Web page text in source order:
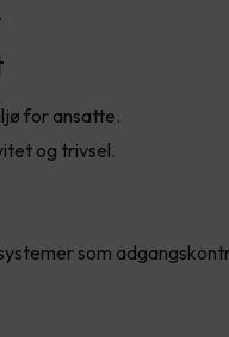
for ansatte.
og trivsel.
som